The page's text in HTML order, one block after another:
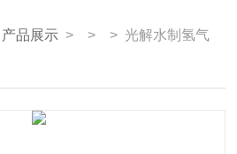
产品展示 > > > 光解水制氢气